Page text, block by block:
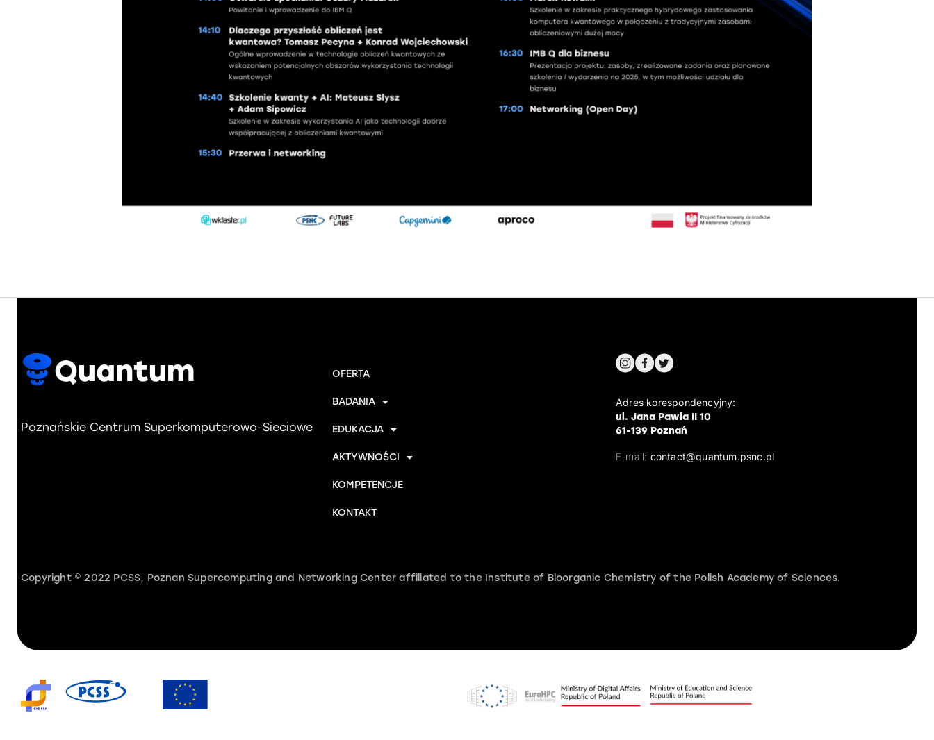
Quantum
Poznańskie Centrum Superkomputerowo-Sieciowe
OFERTA
BADANIA
EDUKACJA
AKTYWNOŚCI
KOMPETENCJE
KONTAKT
Adres korespondencyjny:
ul. Jana Pawła II 10
61-139 Poznań
E-mail: contact@quantum.psnc.pl
Copyright © 2022 PCSS, Poznan Supercomputing and Networking Center affiliated to the Institute of Bioorganic Chemistry of the Polish Academy of Sciences.